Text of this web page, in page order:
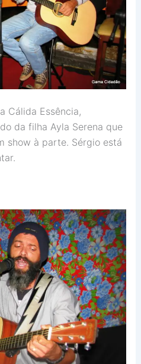
Cálida Essência,
da filha Ayla Serena que
show à parte. Sérgio está